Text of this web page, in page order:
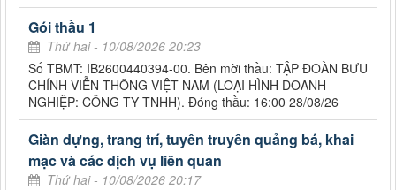
Gói thầu 1
Thứ hai - 10/08/2026 20:23
Số TBMT: IB2600440394-00. Bên mời thầu: TẬP ĐOÀN BƯU
CHÍNH VIỄN THÔNG VIỆT NAM (LOẠI HÌNH DOANH
NGHIỆP: CÔNG TY TNHH). Đóng thầu: 16:00 28/08/26
Giàn dựng, trang trí, tuyên truyền quảng bá, khai
mạc và các dịch vụ liên quan
Thứ hai - 10/08/2026 20:17